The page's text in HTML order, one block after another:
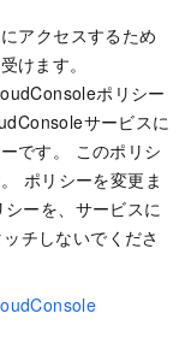
アクセスするため
けます。
ポリシー
サービスに
です。 このポリシ
ポリシーを変更ま
ーを、サービスに
チしないでくださ